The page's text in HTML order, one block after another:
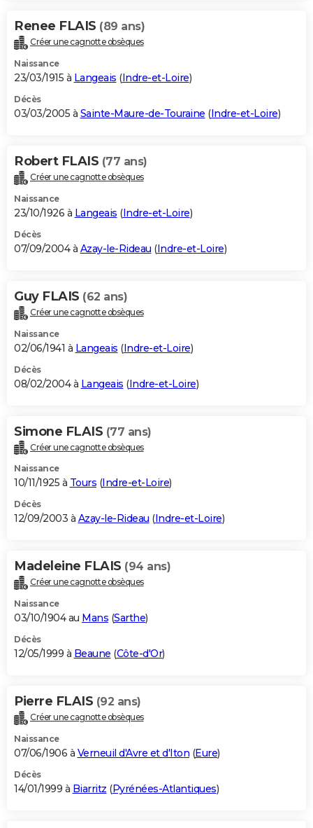
Renee FLAIS (89 ans)
Créer une cagnotte obsèques
Naissance
23/03/1915 à Langeais (Indre-et-Loire)
Décès
03/03/2005 à Sainte-Maure-de-Touraine (Indre-et-Loire)
Robert FLAIS (77 ans)
Créer une cagnotte obsèques
Naissance
23/10/1926 à Langeais (Indre-et-Loire)
Décès
07/09/2004 à Azay-le-Rideau (Indre-et-Loire)
Guy FLAIS (62 ans)
Créer une cagnotte obsèques
Naissance
02/06/1941 à Langeais (Indre-et-Loire)
Décès
08/02/2004 à Langeais (Indre-et-Loire)
Simone FLAIS (77 ans)
Créer une cagnotte obsèques
Naissance
10/11/1925 à Tours (Indre-et-Loire)
Décès
12/09/2003 à Azay-le-Rideau (Indre-et-Loire)
Madeleine FLAIS (94 ans)
Créer une cagnotte obsèques
Naissance
03/10/1904 au Mans (Sarthe)
Décès
12/05/1999 à Beaune (Côte-d'Or)
Pierre FLAIS (92 ans)
Créer une cagnotte obsèques
Naissance
07/06/1906 à Verneuil d'Avre et d'Iton (Eure)
Décès
14/01/1999 à Biarritz (Pyrénées-Atlantiques)